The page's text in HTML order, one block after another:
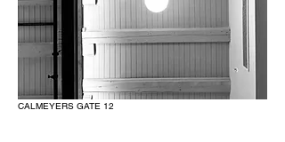
CALMEYERS GATE 12